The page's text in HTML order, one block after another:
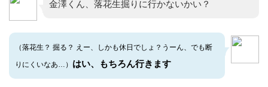
金澤くん、落花生掘りに行かないかい？
（落花生？ 掘る？ えー、しかも休日でしょ？うーん、でも断
りにくいなあ…） はい、もちろん行きます